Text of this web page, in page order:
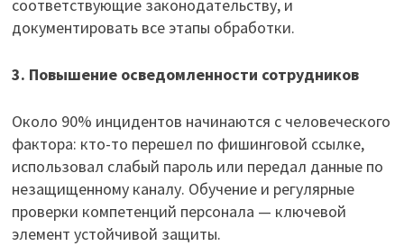
соответствующие законодательству, и
документировать все этапы обработки.
3. Повышение осведомленности сотрудников
Около 90% инцидентов начинаются с человеческого
фактора: кто-то перешел по фишинговой ссылке,
использовал слабый пароль или передал данные по
незащищенному каналу. Обучение и регулярные
проверки компетенций персонала — ключевой
элемент устойчивой защиты.